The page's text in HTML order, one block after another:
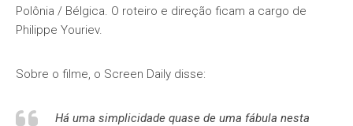
Polônia / Bélgica. O roteiro e direção ficam a cargo de
Philippe Youriev.
Sobre o filme, o Screen Daily disse:
Há uma simplicidade quase de uma fábula nesta